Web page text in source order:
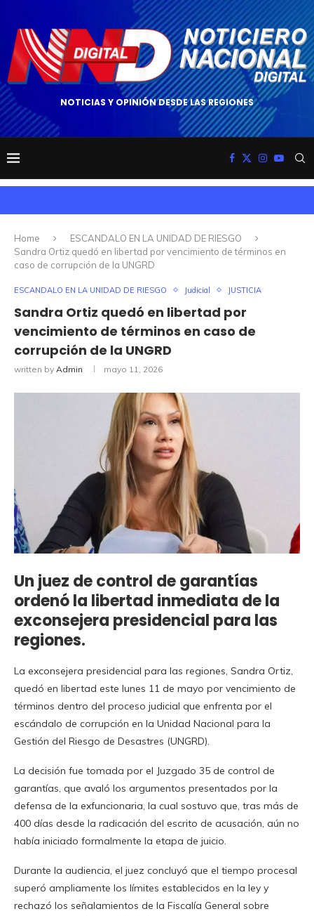
NOTICIAS Y OPINIÓN DESDE LAS REGIONES
Home
ESCANDALO EN LA UNIDAD DE RIESGO
Sandra Ortiz quedó en libertad por vencimiento de términos en
caso de corrupción de la UNGRD
ESCANDALO EN LA UNIDAD DE RIESGO Judicial JUSTICIA
Sandra Ortiz quedó en libertad por
vencimiento de términos en caso de
corrupción de la UNGRD
written by Admin mayo 11, 2026
Un juez de control de garantías
ordenó la libertad inmediata de la
exconsejera presidencial para las
regiones.
La exconsejera presidencial para las regiones, Sandra Ortiz,
quedó en libertad este lunes 11 de mayo por vencimiento de
términos dentro del proceso judicial que enfrenta por el
escándalo de corrupción en la Unidad Nacional para la
Gestión del Riesgo de Desastres (UNGRD).
La decisión fue tomada por el Juzgado 35 de control de
garantías, que avaló los argumentos presentados por la
defensa de la exfuncionaria, la cual sostuvo que, tras más de
400 días desde la radicación del escrito de acusación, aún no
había iniciado formalmente la etapa de juicio.
Durante la audiencia, el juez concluyó que el tiempo procesal
superó ampliamente los límites establecidos en la ley y
rechazó los señalamientos de la Fiscalía General sobre